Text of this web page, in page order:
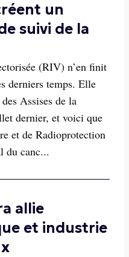
un
suivi de la
(RIV) n’en finit
derniers temps. Elle
Assises de la
dernier, et voici que
et de Radioprotection
du canc...
allie
et industrie